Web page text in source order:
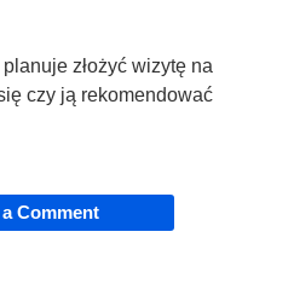
złożyć wizytę na
czy ją rekomendować
Comment